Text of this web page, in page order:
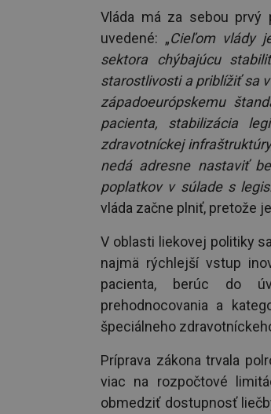
Vláda má za sebou prvý
uvedené: „Cieľom vlády
sektora chýbajúcu
starostlivosti a priblížiť sa
západoeurópskemu
pacienta, stabilizácia
zdravotníckej
nedá adresne nastaviť
poplatkov v súlade s
vláda začne plniť, pretože
V oblasti liekovej politiky
najmä rýchlejší vstup
pacienta, berúc do
prehodnocovania a
špeciálneho
Príprava zákona trvala
viac na rozpočtové
obmedziť dostupnosť